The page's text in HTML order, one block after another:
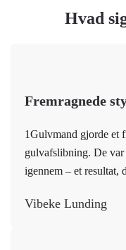
Hvad
Fremragnede
1Gulvmand gjorde et
gulvafslibning. De
igennem – et resultat,
Vibeke Lunding